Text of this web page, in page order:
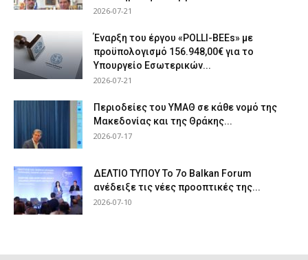
2026-07-21
Έναρξη του έργου «POLLI-BEEs» με
προϋπολογισμό 156.948,00€ για το
Υπουργείο Εσωτερικών...
2026-07-21
Περιοδείες του ΥΜΑΘ σε κάθε νομό της
Μακεδονίας και της Θράκης...
2026-07-17
ΔΕΛΤΙΟ ΤΥΠΟΥ Το 7ο Balkan Forum
ανέδειξε τις νέες προοπτικές της...
2026-07-10